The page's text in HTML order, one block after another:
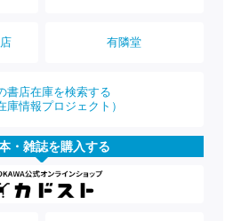
有隣堂
書店在庫を検索する
庫情報プロジェクト）
・雑誌を購入する